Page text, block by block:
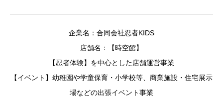
企業名：合同会社忍者KIDS
店舗名：【時空館】
【忍者体験】を中心とした店舗運営事業
【イベント】幼稚園や学童保育・小学校等、商業施設・住宅展示
場などの出張イベント事業